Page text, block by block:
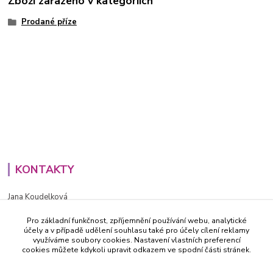
Prodané příze
KONTAKTY
Jana Koudelková
PO - PÁ (8-16h)
info@decida.cz
Pro základní funkčnost, zpříjemnění používání webu, analytické
účely a v případě udělení souhlasu také pro účely cílení reklamy
využíváme soubory cookies. Nastavení vlastních preferencí
cookies můžete kdykoli upravit odkazem ve spodní části stránek.